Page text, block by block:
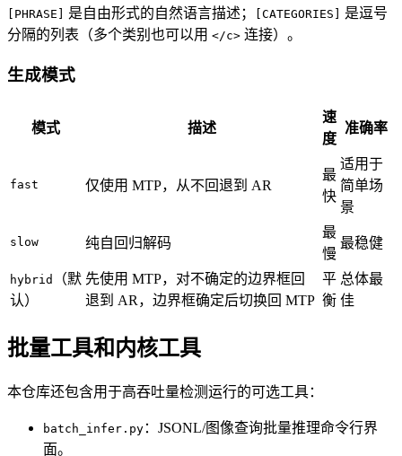
[PHRASE] 是自由形式的自然语言描述； [CATEGORIES]
是逗号
分隔的列表（多个类别也可以用 </c> 连接）。
生成模式
模式 描述
速
度
准确率
fast 仅使用 MTP，从不回退到 AR
最
快
适用于
简单场
景
slow 纯自回归解码
最
慢
最稳健
hybrid
（默
认）
先使用 MTP，对不确定的边界框回
退到 AR，边界框确定后切换回 MTP
平
衡
总体最
佳
批量工具和内核工具
本仓库还包含用于高吞吐量检测运行的可选工具：
batch_infer.py ：JSONL/图像查询批量推理命令行界
面。